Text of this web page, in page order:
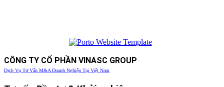
CÔNG TY CỔ PHẦN VINASC GROUP
Dịch Vụ Tư Vấn M&A Doanh Nghiệp Tại Việt Nam